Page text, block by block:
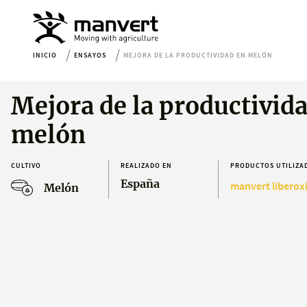
INICIO ENSAYOS MEJORA DE LA PRODUCTIVIDAD EN MELÓN
Mejora de la
melón
CULTIVO
Melón
REALIZADO EN
España
PRODUCTOS
manvert liberoxi